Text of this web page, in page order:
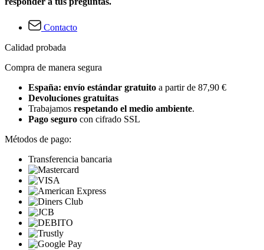
Contacto
Calidad probada
Compra de manera segura
España: envío estándar gratuito a partir de 87,90 €
Devoluciones gratuitas
Trabajamos respetando el medio ambiente.
Pago seguro con cifrado SSL
Métodos de pago:
Transferencia bancaria